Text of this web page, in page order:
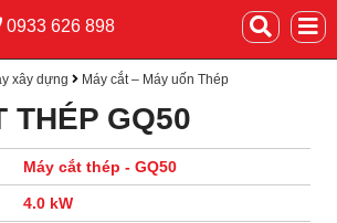
0933 626 898
xây dựng Máy cắt – Máy uốn Thép
THÉP GQ50
Máy cắt thép - GQ50
4.0 kW